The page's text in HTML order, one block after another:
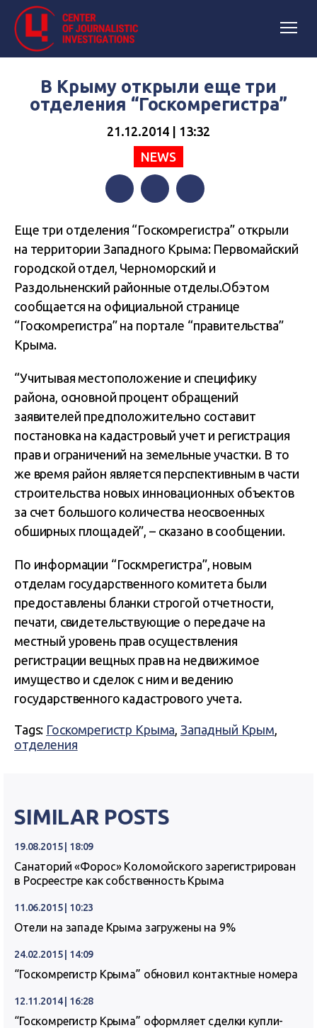
В Крыму открыли еще три
отделения “Госкомрегистра”
21.12.2014 | 13:32
NEWS
Еще три отделения “Госкомрегистра” открыли
на территории Западного Крыма: Первомайский
городской отдел, Черноморский и
Раздольненский районные отделы.Обэтом
сообщается на официальной странице
“Госкомрегистра” на портале “правительства”
Крыма.
“Учитывая местоположение и специфику
района, основной процент обращений
заявителей предположительно составит
постановка на кадастровый учет и регистрация
прав и ограничений на земельные участки. В то
же время район является перспективным в части
строительства новых инновационных объектов
за счет большого количества неосвоенных
обширных площадей”, – сказано в сообщении.
По информации “Госкмрегистра”, новым
отделам государственного комитета были
предоставлены бланки строгой отчетности,
печати, свидетельствующие о передаче на
местный уровень прав осуществления
регистрации вещных прав на недвижимое
имущество и сделок с ним и ведению
государственного кадастрового учета.
Tags: Госкомрегистр Крыма, Западный Крым,
отделения
SIMILAR POSTS
19.08.2015 | 18:09
Санаторий «Форос» Коломойского зарегистрирован
в Росреестре как собственность Крыма
11.06.2015 | 10:23
Отели на западе Крыма загружены на 9%
24.02.2015 | 14:09
“Госкомрегистр Крыма” обновил контактные номера
12.11.2014 | 16:28
“Госкомрегистр Крыма” оформляет сделки купли-